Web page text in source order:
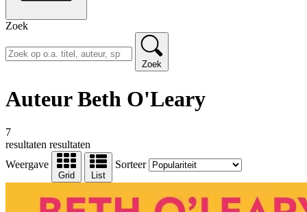
Zoek
Zoek
Auteur Beth O'Leary
7
resultaten resultaten
Weergave
Grid List
Sorteer